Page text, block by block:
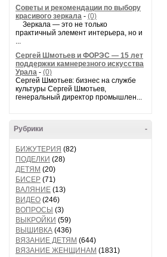
Советы и рекомендации по выбору
красивого зеркала - (0)
Зеркала — это не только
практичный элемент интерьера, но и
...
Сергей Шмотьев и ФОРЭС — 15 лет
поддержки камнерезного искусства
Урала - (0)
Сергей Шмотьев: бизнес на службе
культуры Сергей Шмотьев,
генеральный директор промышлен...
-
Рубрики
БИЖУТЕРИЯ (82)
ПОДЕЛКИ (28)
ДЕТЯМ (20)
БИСЕР (71)
ВАЛЯНИЕ (13)
ВИДЕО (246)
ВОПРОСЫ (3)
ВЫКРОЙКИ (59)
ВЫШИВКА (436)
ВЯЗАНИЕ ДЕТЯМ (644)
ВЯЗАНИЕ ЖЕНЩИНАМ (1831)